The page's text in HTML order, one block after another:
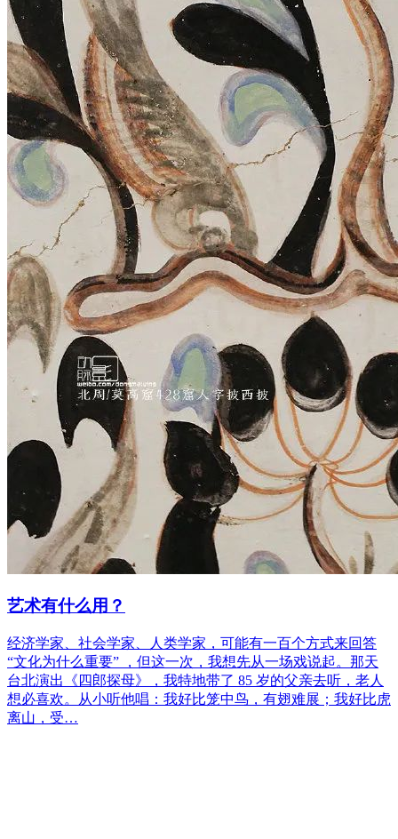
艺术有什么用？
经济学家、社会学家、人类学家，可能有一百个方式来回答
“文化为什么重要” ，但这一次，我想先从一场戏说起。那天
台北演出《四郎探母》，我特地带了 85 岁的父亲去听，老人
想必喜欢。从小听他唱：我好比笼中鸟，有翅难展；我好比虎
离山，受…